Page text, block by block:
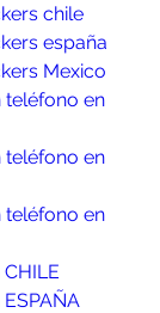
chile
españa
Mexico
teléfono en
teléfono en
teléfono en